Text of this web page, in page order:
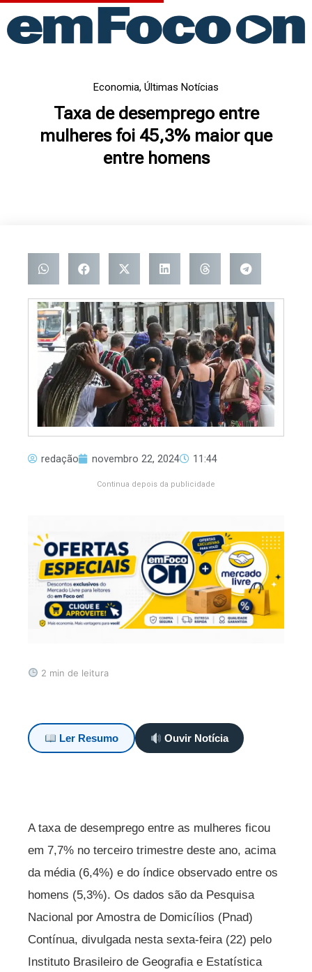
para
Economia, Últimas Notícias
Taxa de desemprego entre
mulheres foi 45,3% maior que
entre homens
redação novembro 22, 2024 11:44
Continua depois da publicidade
2 min de leitura
Ler Resumo Ouvir Notícia
A taxa de desemprego entre as mulheres ficou
em 7,7% no terceiro trimestre deste ano, acima
da média (6,4%) e do índice observado entre os
homens (5,3%). Os dados são da Pesquisa
Nacional por Amostra de Domicílios (Pnad)
Contínua, divulgada nesta sexta-feira (22) pelo
Instituto Brasileiro de Geografia e Estatística